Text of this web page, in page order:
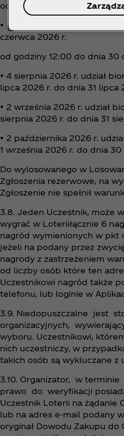
odbywa się w dniu:
• 3 lipca 2026 r. udział
czerwca 2026 r.
od godziny 12:00 do dnia 30
• 4 sierpnia 2026 r. udział
lipca 2026 r. do dnia 31 lipca
• 2 września 2026 r. udział
sierpnia 2026 r. do dnia 31
• 2 października 2026 r.
1 września 2026 r. do dnia
Do wylosowanego w
Zgłoszenia rezerwowe, na
Zgłoszenie nie spełnił
3.8. Jeden Uczestnik, może
wygrać w Loteriiłącznie 6
nagród wymienionych w pkt
jeżeli na podany przez
nagrody z zastrzeżeniem
od liczby osób które ten
Uczestnikowi nagród także
telefonu, lub loginie w
3.9. Niedopuszczalne jest
organizacyjnych,
wyboru. Uczestnikowi,
nich uczestniczy, w
takich osób są wykluczane z
3.10. Organizator, w
prawo do weryfikacji
Uczestnik Loterii na żądanie
lub na adres e-mail podany
oryginał Dowodu Zakupu